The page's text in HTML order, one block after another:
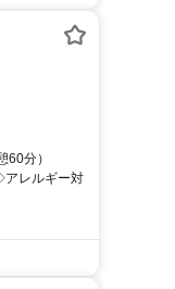
分）
アレルギー対